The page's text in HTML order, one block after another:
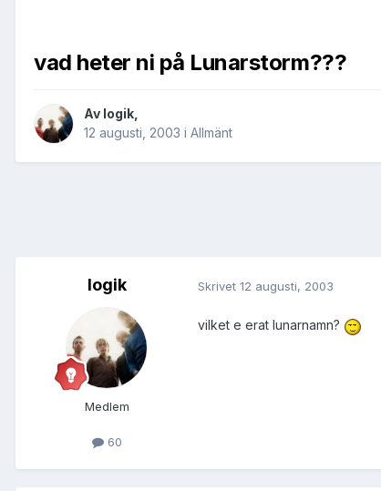
vad heter ni på Lunarstorm???
Av logik
12 augusti, 2003 i Allmänt
logik
Medlem
60
Skrivet 12 augusti, 2003
vilket e erat lunarnamn?